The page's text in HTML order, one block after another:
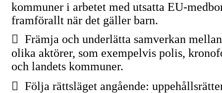
kommuner i arbetet med utsatta EU-
framförallt när det gäller barn.
 Främja och underlätta samverkan mellan
olika aktörer, som exempelvis polis,
och landets kommuner.
 Följa rättsläget angående: